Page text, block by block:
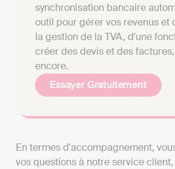
synchronisation bancaire
outil pour gérer vos revenus et
la gestion de la TVA, d'une
créer des devis et des
encore.
Essayer Gratuitement
En termes d'accompagnement,
vos questions à notre service